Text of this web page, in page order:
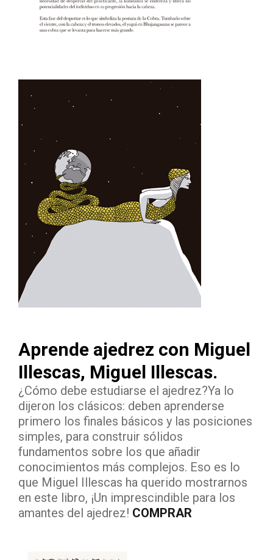
Aprende ajedrez con Miguel
Illescas, Miguel Illescas.
¿Cómo debe estudiarse el ajedrez?Ya lo
dijeron los clásicos: deben aprenderse
primero los finales básicos y las posiciones
simples, para construir sólidos
fundamentos sobre los que añadir
conocimientos más complejos. Eso es lo
que Miguel Illescas ha querido mostrarnos
en este libro, ¡Un imprescindible para los
amantes del ajedrez! COMPRAR